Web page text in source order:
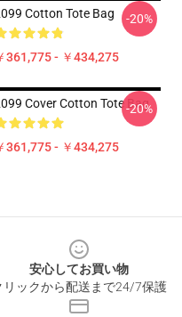
Cotton Tote Bag
361,775 - ￥434,275
-20%
Cover Cotton Tote Bag
361,775 - ￥434,275
-20%
安心してお買い物
リックから配送まで24/7保護